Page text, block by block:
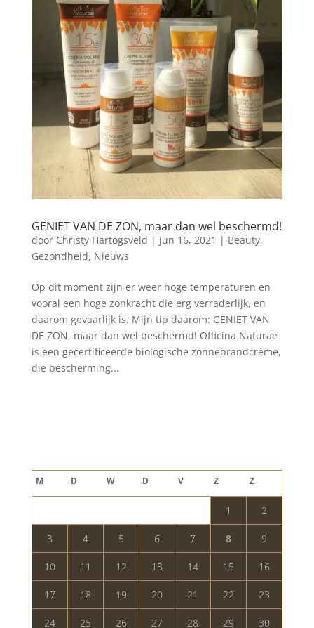
GENIET VAN DE ZON, maar dan wel beschermd!
door Christy Hartogsveld | jun 16, 2021 | Beauty,
Gezondheid, Nieuws
Op dit moment zijn er weer hoge temperaturen en
vooral een hoge zonkracht die erg verraderlijk, en
daarom gevaarlijk is. Mijn tip daarom: GENIET VAN
DE ZON, maar dan wel beschermd! Officina Naturae
is een gecertificeerde biologische zonnebrandcréme,
die bescherming...
M D W D V Z Z
1 2
3 4 5 6 7 8 9
10 11 12 13 14 15 16
17 18 19 20 21 22 23
24 25 26 27 28 29 30